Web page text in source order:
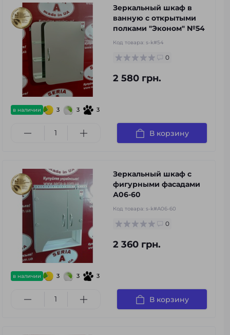
в наличии 3 3 3
Зеркальный шкаф в
ванную с открытыми
полками "Эконом" №54
Код товара: s-k#54
0
2 580 грн.
В корзину
в наличии 3 3 3
Зеркальный шкаф с
фигурными фасадами
А06-60
Код товара: s-k#А06-60
0
2 360 грн.
В корзину